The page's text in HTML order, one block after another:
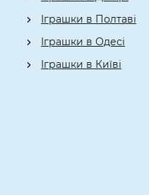
Іграшки в Полтаві
Іграшки в Одесі
Іграшки в Київі